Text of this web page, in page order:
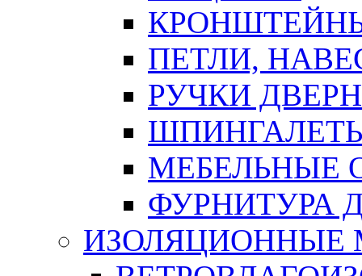
ПЕТЛИ,
РУЧКИ
МЕБЕЛЬНЫЕ
ФУРНИТУРА
ИЗОЛЯЦИОННЫЕ